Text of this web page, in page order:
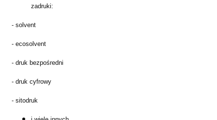
zadruki:
- solvent
- ecosolvent
- druk bezpośredni
- druk cyfrowy
- sitodruk